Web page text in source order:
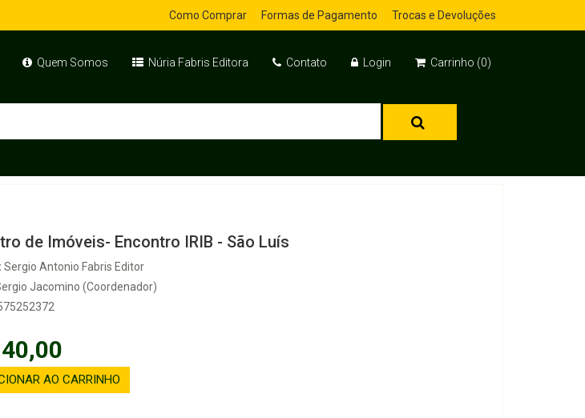
Como Comprar Formas de Pagamento Trocas e Devoluções
Quem Somos Núria Fabris Editora Contato Login Carrinho (0)
de Imóveis- Encontro IRIB - São Luís
Sergio Antonio Fabris Editor
Jacomino (Coordenador)
AO CARRINHO